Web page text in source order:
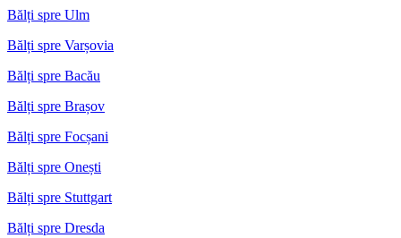
Bălți spre Ulm
Bălți spre Varșovia
Bălți spre Bacău
Bălți spre Brașov
Bălți spre Focșani
Bălți spre Onești
Bălți spre Stuttgart
Bălți spre Dresda